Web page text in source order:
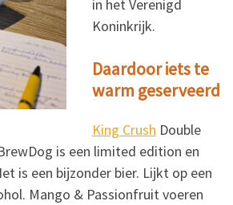
in het Verenigd
Koninkrijk.
Daardoor iets te
warm geserveerd
King Crush Double
is een limited edition en
is een bijzonder bier. Lijkt op een
Mango & Passionfruit voeren